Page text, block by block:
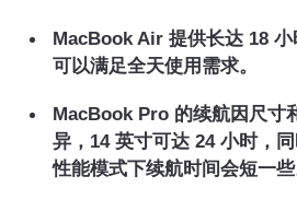
MacBook Air 提供长达 18
可以满足全天使用需求。
MacBook Pro 的续航因尺寸
异，14 英寸可达 24 小时，
性能模式下续航时间会短一些